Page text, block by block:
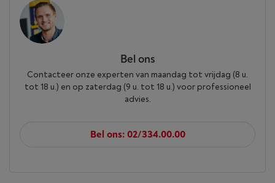
Bel ons
Contacteer onze experten van maandag tot vrijdag (8 u.
tot 18 u.) en op zaterdag (9 u. tot 18 u.) voor professioneel
advies.
Bel ons: 02/334.00.00